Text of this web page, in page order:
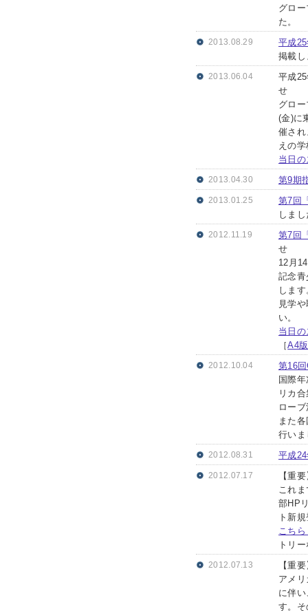
グロ
た。
2013.08.29
平成
掲載し
2013.06.04
平成
せ
グロ
(金)に
催され
えの
当日
2013.04.30 第9期
2013.01.25
第7回
しま
2012.11.19
第7回
せ
12月
記念青
します
見学
い。
当日
［A4
2012.10.04
第16
国際
リカ
ロー
また
行いま
2012.08.31 平成
2012.07.17
【重
これ
部HP
ト新
こち
トリ
2012.07.13
【重
アメ
に伴
す。そ